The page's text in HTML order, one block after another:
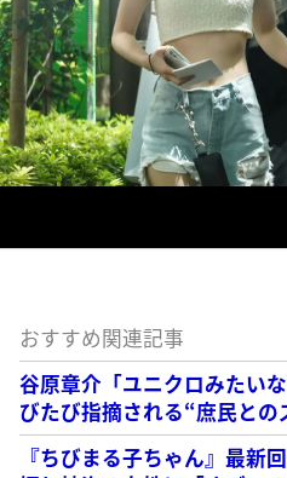
おすすめ関連記事
谷原章介「ユニクロみたい
びたび指摘される“庶民との
『ちびまる子ちゃん』最